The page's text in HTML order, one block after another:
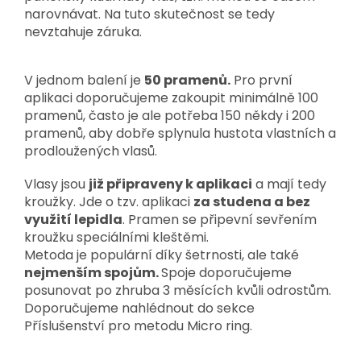
narovnávat. Na tuto skutečnost se tedy
nevztahuje záruka.
V jednom balení je 50 pramenů. Pro první
aplikaci doporučujeme zakoupit minimálně 100
pramenů, často je ale potřeba 150 někdy i 200
pramenů,aby dobře splynula hustota vlastních a
prodloužených vlasů.
Vlasy jsou již připraveny k aplikaci a mají tedy
kroužky. Jde o tzv. aplikaci za studena a bez
využití lepidla. Pramen se připevní sevřením
kroužku speciálními kleštěmi.
Metoda je populární díky šetrnosti, ale také
nejmenším spojům.Spoje doporučujeme
posunovat po zhruba 3 měsících kvůli odrostům.
Doporučujeme nahlédnout do sekce
Příslušenství pro metodu Micro ring.